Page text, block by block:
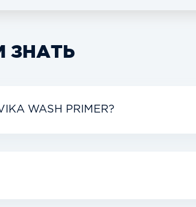
ЗНАТЬ
WASH PRIMER?